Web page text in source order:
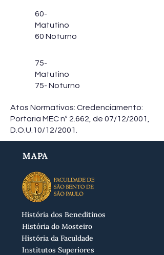
60-
Matutino
60 Noturno
75-
Matutino
75- Noturno
Atos Normativos: Credenciamento:
Portaria MEC nº 2.662, de 07/12/2001,
D.O.U.10/12/2001.
MAPA
História dos Beneditinos
História do Mosteiro
História da Faculdade
Institutos Superiores